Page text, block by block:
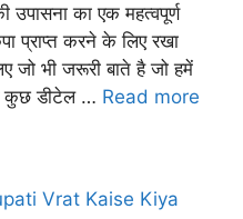
का एक महत्वपूर्ण
प्राप्त करने के लिए रखा
जो भी जरूरी बाते है जो हमें
कुछ डीटेल … Read more
Vrat Kaise Kiya